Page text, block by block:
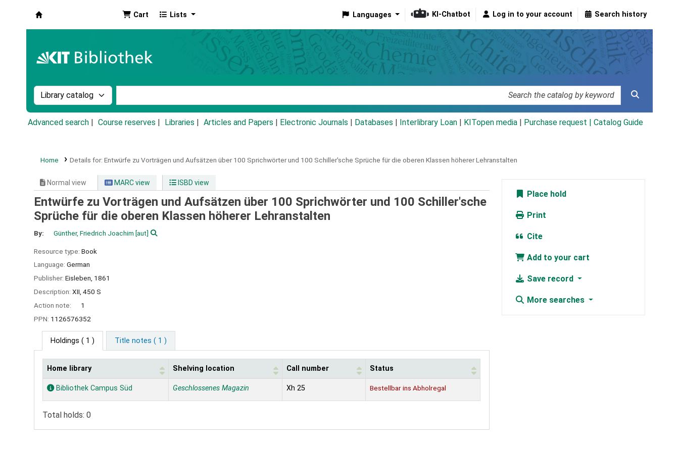
Cart Lists Languages KI-Chatbot Log in to your account Search history
Search the catalog by:
Advanced search Course reserves Libraries Articles and Papers Electronic Journals Databases Interlibrary Loan KITopen media Purchase request | Catalog Guide
Home Details for: Entwürfe zu Vorträgen und Aufsätzen über 100 Sprichwörter und 100 Schiller'sche Sprüche für die oberen Klassen höherer Lehranstalten
Normal view MARC view ISBD view
Entwürfe zu Vorträgen und Aufsätzen über 100 Sprichwörter und 100 Schiller'sche
Sprüche für die oberen Klassen höherer Lehranstalten
By: Günther, Friedrich Joachim [aut]
Resource type: Book
Language: German
Publisher: Eisleben, 1861
Description: XII, 450 S
Action note:
1
PPN: 1126576352
Holdings ( 1 ) Title notes ( 1 )
Holdings
Home library Shelving location Call number Status
Bibliothek Campus Süd Geschlossenes Magazin Xh 25 Bestellbar ins Abholregal
Total holds: 0
Place hold
Print
Cite
Add to your cart
Save record
More searches